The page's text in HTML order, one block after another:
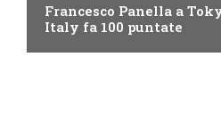
Francesco Panella a
Italy fa 100 puntate